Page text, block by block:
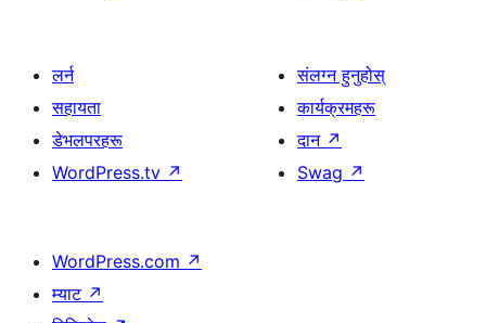
लर्न
सहायता
डेभलपरहरू
WordPress.tv ↗
संलग्न हुनुहोस्
कार्यक्रमहरू
दान ↗
Swag ↗
WordPress.com ↗
म्याट ↗